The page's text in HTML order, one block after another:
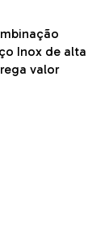
Inox de alta
valor